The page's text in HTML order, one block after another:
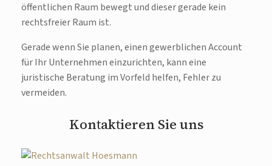
öffentlichen Raum bewegt und dieser gerade kein
rechtsfreier Raum ist.
Gerade wenn Sie planen, einen gewerblichen Account
für Ihr Unternehmen einzurichten, kann eine
juristische Beratung im Vorfeld helfen, Fehler zu
vermeiden.
Kontaktieren Sie uns